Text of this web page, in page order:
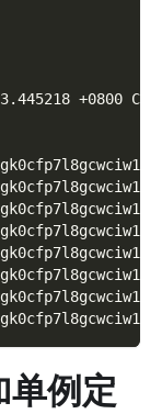
+0800
单例定